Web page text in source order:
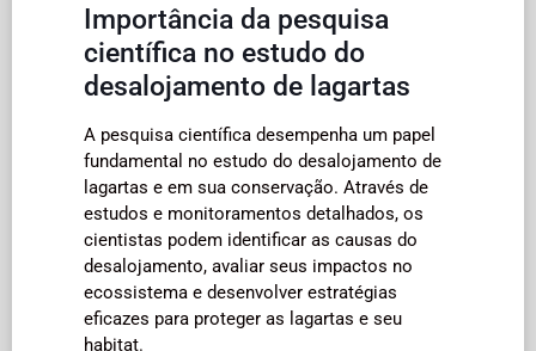
Importância da pesquisa
científica no estudo do
desalojamento de lagartas
A pesquisa científica desempenha um papel
fundamental no estudo do desalojamento de
lagartas e em sua conservação. Através de
estudos e monitoramentos detalhados, os
cientistas podem identificar as causas do
desalojamento, avaliar seus impactos no
ecossistema e desenvolver estratégias
eficazes para proteger as lagartas e seu
habitat.